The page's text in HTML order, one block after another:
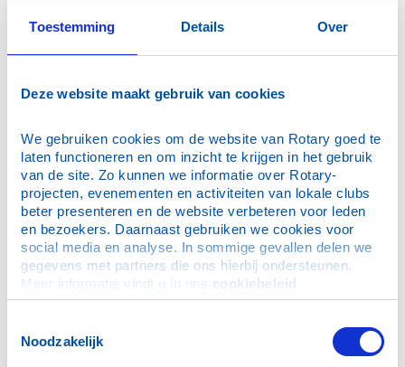
Toestemming Details Over
Deze website maakt gebruik van cookies
We gebruiken cookies om de website van Rotary goed te
laten functioneren en om inzicht te krijgen in het gebruik
van de site. Zo kunnen we informatie over Rotary-
projecten, evenementen en activiteiten van lokale clubs
beter presenteren en de website verbeteren voor leden
en bezoekers. Daarnaast gebruiken we cookies voor
social media en analyse. In sommige gevallen delen we
gegevens met partners die ons hierbij ondersteunen.
Meer informatie vindt u in ons cookiebeleid
Noodzakelijk